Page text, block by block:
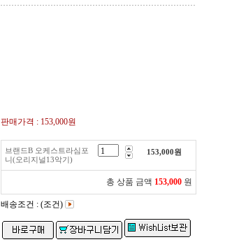
판매가격 : 153,000원
브랜드B 오케스트라심포
니(오리지널13악기)
153,000원
총 상품 금액 153,000 원
배송조건 : (조건)